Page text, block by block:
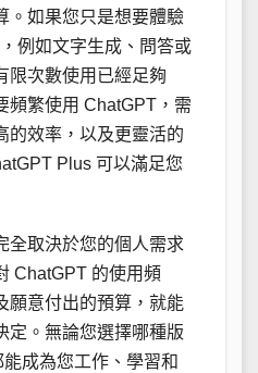
。如果您只是想要體驗
例如文字生成、問答或
限次數使用已經足夠
頻繁使用 ChatGPT，需
的效率，以及更靈活的
Plus 可以滿足您
全取決於您的個人需求
ChatGPT 的使用頻
願意付出的預算，就能
定。無論您選擇哪種版
成為您工作、學習和